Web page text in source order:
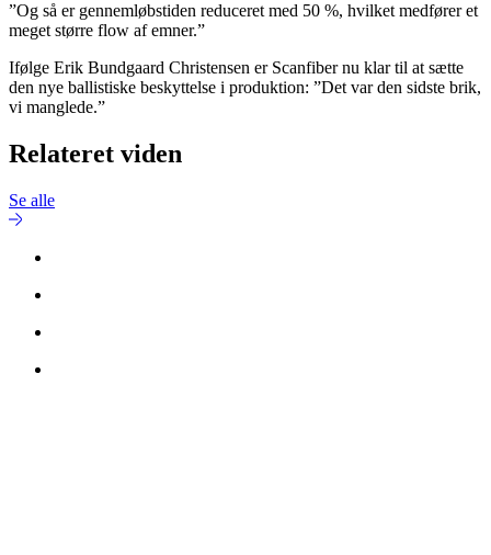
”Og så er gennemløbstiden reduceret med 50 %, hvilket medfører et
meget større flow af emner.”
Ifølge Erik Bundgaard Christensen er Scanfiber nu klar til at sætte
den nye ballistiske beskyttelse i produktion: ”Det var den sidste brik,
vi manglede.”
Relateret viden
Se alle